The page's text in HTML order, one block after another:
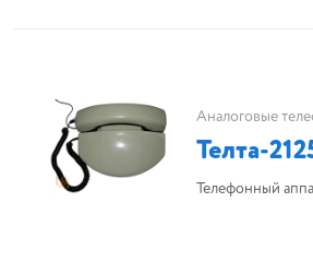
Аналоговые
Телта-
Телефонный